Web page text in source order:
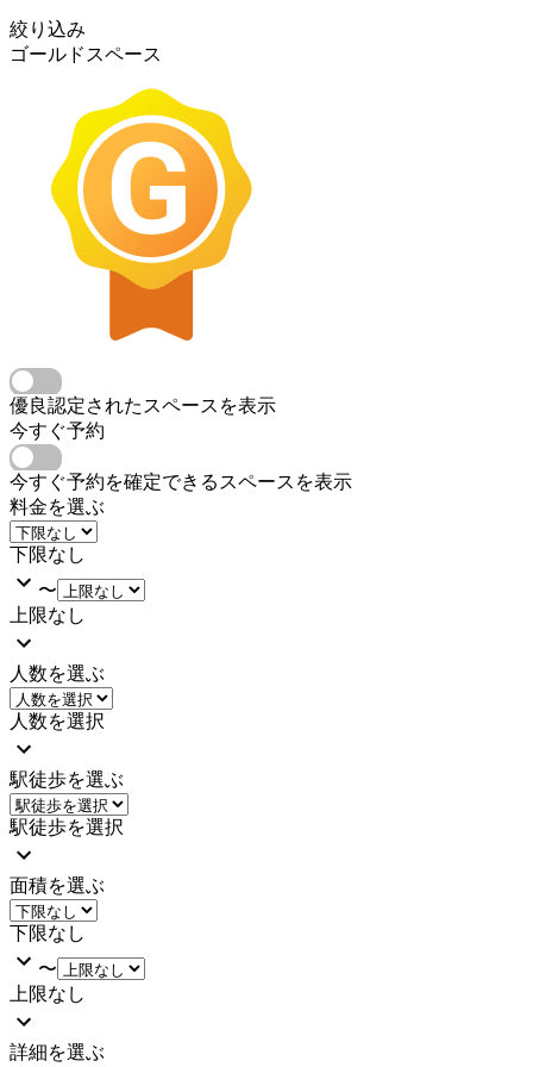
絞り込み
ゴールドスペース
優良認定されたスペースを表示
今すぐ予約
今すぐ予約を確定できるスペースを表示
料金を選ぶ
下限なし
〜
上限なし
人数を選ぶ
人数を選択
駅徒歩を選ぶ
駅徒歩を選択
面積を選ぶ
下限なし
〜
上限なし
詳細を選ぶ